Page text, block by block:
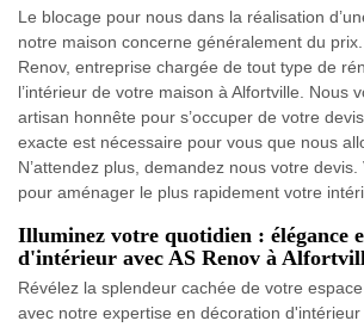
Le blocage pour nous dans la réalisation
notre maison concerne généralement du
Renov, entreprise chargée de tout type de
l’intérieur de votre maison à Alfortville. Nous
artisan honnête pour s’occuper de votre
exacte est nécessaire pour vous que nous
N’attendez plus, demandez nous votre
pour aménager le plus rapidement votre
Illuminez votre quotidien : élégance
d'intérieur avec AS Renov à
Révélez la splendeur cachée de votre
avec notre expertise en décoration d'intérieur